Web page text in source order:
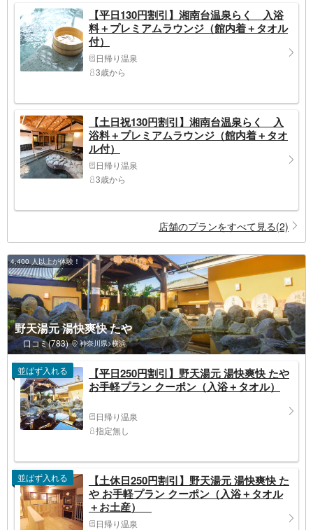
【平日130円割引】湘南台温泉らく 入浴
料＋プレミアムラウンジ（館内着＋タオル
付）
日帰り温泉
3歳から
【土日祝130円割引】湘南台温泉らく 入
浴料＋プレミアムラウンジ（館内着＋タオ
ル付）
日帰り温泉
3歳から
店舗のプランをすべて見る(2)
4,400 人以上が体験！
野天湯元 湯快爽快 たや
口コミ(783) 神奈川県>横浜
【平日250円割引】野天湯元 湯快爽快 たや
お手軽プラン クーポン（入浴＋タオル）
日帰り温泉
指定無し
並ばず入れる
【土休日250円割引】野天湯元 湯快爽快 た
や お手軽プラン クーポン（入浴＋タオル
＋お土産）
日帰り温泉
並ばず入れる